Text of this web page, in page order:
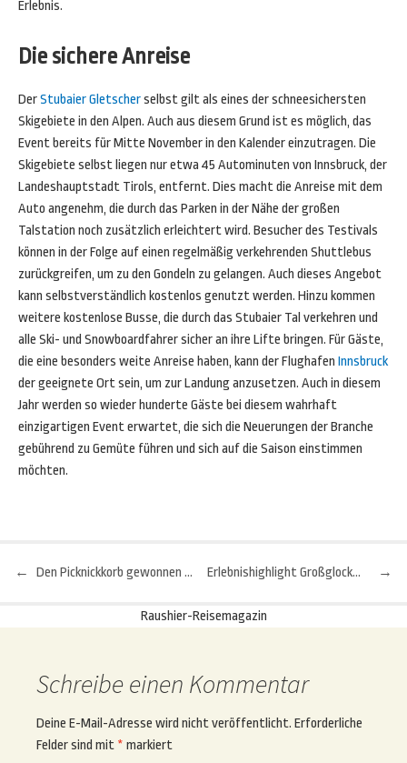
Erlebnis.
Die sichere Anreise
DerStubaier Gletscherselbst gilt als eines der schneesichersten
Skigebiete in den Alpen. Auch aus diesem Grund ist es möglich, das
Event bereits für Mitte November in den Kalender einzutragen. Die
Skigebiete selbst liegen nur etwa 45 Autominuten von Innsbruck, der
Landeshauptstadt Tirols, entfernt. Dies macht die Anreise mit dem
Auto angenehm, die durch das Parken in der Nähe der großen
Talstation noch zusätzlich erleichtert wird. Besucher des Testivals
können in der Folge auf einen regelmäßig verkehrenden Shuttlebus
zurückgreifen, um zu den Gondeln zu gelangen. Auch dieses Angebot
kann selbstverständlich kostenlos genutzt werden. Hinzu kommen
weitere kostenlose Busse, die durch das Stubaier Tal verkehren und
alle Ski- und Snowboardfahrer sicher an ihre Lifte bringen. Für Gäste,
die eine besonders weite Anreise haben, kann der Flughafen Innsbruck
der geeignete Ort sein, um zur Landung anzusetzen. Auch in diesem
Jahr werden so wieder hunderte Gäste bei diesem wahrhaft
einzigartigen Event erwartet, die sich die Neuerungen der Branche
gebührend zu Gemüte führen und sich auf die Saison einstimmen
möchten.
Beitragsnavigation
← Den Picknickkorb gewonnen hat ... →
Erlebnishighlight Großglockner: Trekkingtour am „sanften Riesen“
Raushier-Reisemagazin
Schreibe einen Kommentar
Deine E-Mail-Adresse wird nicht veröffentlicht. Erforderliche
Felder sind mit * markiert